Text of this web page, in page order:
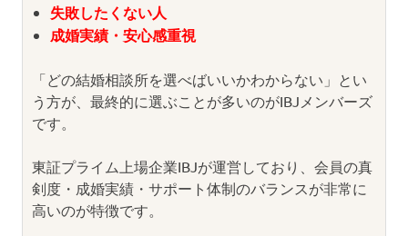
失敗したくない人
成婚実績・安心感重視
「どの結婚相談所を選べばいいかわからない」とい
う方が、最終的に選ぶことが多いのがIBJメンバーズ
です。
東証プライム上場企業IBJが運営しており、会員の真
剣度・成婚実績・サポート体制のバランスが非常に
高いのが特徴です。